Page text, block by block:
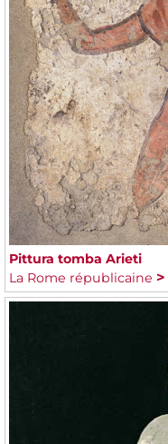
Pittura tomba Arieti
La Rome républicaine